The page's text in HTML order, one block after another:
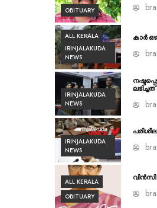
OBITUARY
ALL KERALA
IRINJALAKUDA
NEWS
കാർ
IRINJALAKUDA
NEWS
IRINJALAKUDA
NEWS
ALL KERALA
OBITUARY
വിൻസി